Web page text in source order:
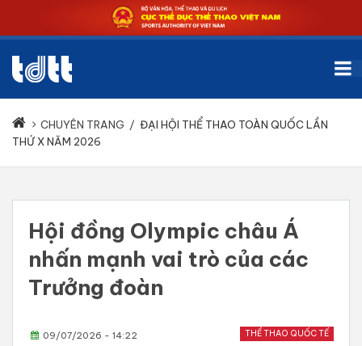
CHUYÊN TRANG / ĐẠI HỘI THỂ THAO TOÀN QUỐC LẦN
THỨ X NĂM 2026
Hội đồng Olympic châu Á
nhấn mạnh vai trò của các
Trưởng đoàn
THỂ THAO QUỐC TẾ
09/07/2026 - 14:22